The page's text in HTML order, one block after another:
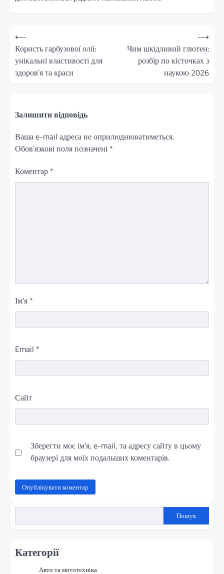
Навігація
записів
⟵
Користь гарбузової олії:
унікальні властивості для
здоров’я та краси
Чим шкідливий глютен:
розбір по кісточках з
наукою 2026
⟶
Залишити відповідь
Ваша e-mail адреса не оприлюднюватиметься.
Обов’язкові поля позначені *
Коментар *
Ім'я *
Email *
Сайт
Зберегти моє ім'я, e-mail, та адресу сайту в цьому
браузері для моїх подальших коментарів.
Пошук
Категорії
Авто та мототехніка